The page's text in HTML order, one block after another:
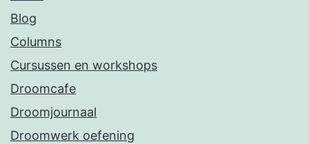
Blog
Columns
Cursussen en workshops
Droomcafe
Droomjournaal
Droomwerk oefening